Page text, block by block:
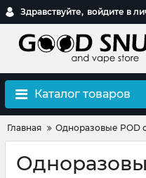
Здравствуйте, войдите в
Каталог товаров
Главная Одноразовые POD